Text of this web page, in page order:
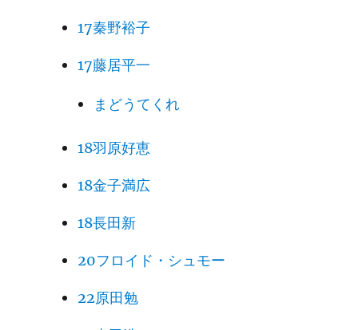
17秦野裕子
17藤居平一
まどうてくれ
18羽原好恵
18金子満広
18長田新
20フロイド・シュモー
22原田勉